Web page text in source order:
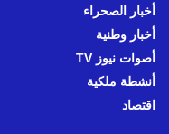
أخبار الصحراء
أخبار وطنية
أصوات نيوز TV
أنشطة ملكية
اقتصاد